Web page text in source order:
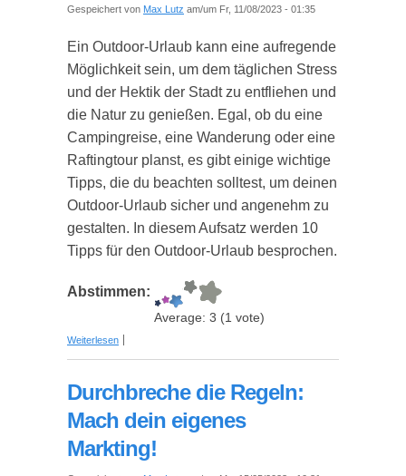
Gespeichert von Max Lutz am/um Fr, 11/08/2023 - 01:35
Ein Outdoor-Urlaub kann eine aufregende
Möglichkeit sein, um dem täglichen Stress
und der Hektik der Stadt zu entfliehen und
die Natur zu genießen. Egal, ob du eine
Campingreise, eine Wanderung oder eine
Raftingtour planst, es gibt einige wichtige
Tipps, die du beachten solltest, um deinen
Outdoor-Urlaub sicher und angenehm zu
gestalten. In diesem Aufsatz werden 10
Tipps für den Outdoor-Urlaub besprochen.
Abstimmen:
Average: 3 (1 vote)
Weiterlesen über 10 Tipps für den Outdoor Urlaub
Durchbreche die Regeln:
Mach dein eigenes
Markting!